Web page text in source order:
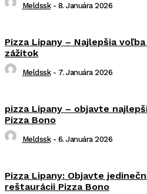
Meldssk - 8. Januára 2026
Pizza Lipany – Najlepšia
zážitok
Meldssk - 7. Januára 2026
pizza Lipany – objavte
Pizza Bono
Meldssk - 6. Januára 2026
Pizza Lipany: Objavte
reštaurácii Pizza Bono